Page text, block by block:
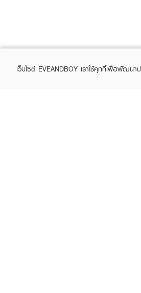
เว็บไซต์ EVEANDBOY เราใช้คุกกี้เพื่อพัฒน